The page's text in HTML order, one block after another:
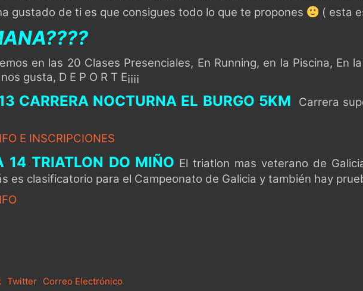
gustado de ti es que consigues todo lo que te propones
( esta
en las 20 Clases Presenciales, En Running, en la Piscina, En
gusta, D E P O R T E¡¡¡¡
CARRERA NOCTURNA EL BURGO 5KM Carrera
E INSCRIPCIONES
14 TRIATLON DO MIÑO El triatlon mas veterano de
es clasificatorio para el Campeonato de Galicia y también hay
Twitter Correo Electrónico